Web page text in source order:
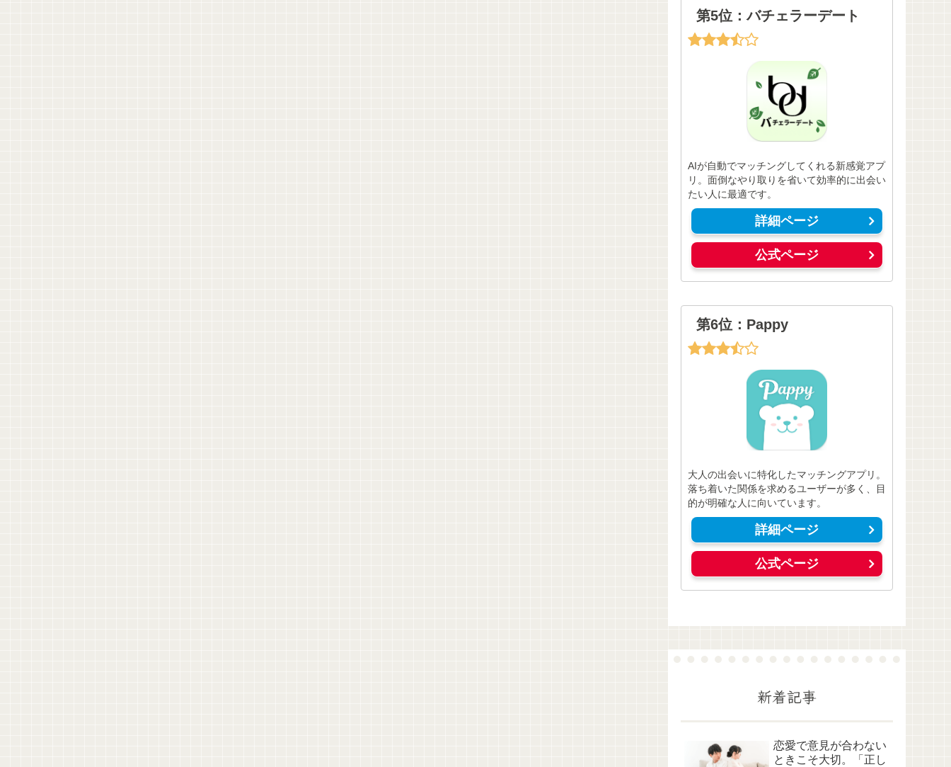
第5位：バチェラーデート
AIが自動でマッチングしてくれる新感覚アプ
リ。面倒なやり取りを省いて効率的に出会い
たい人に最適です。
詳細ページ
公式ページ
第6位：Pappy
大人の出会いに特化したマッチングアプリ。
落ち着いた関係を求めるユーザーが多く、目
的が明確な人に向いています。
詳細ページ
公式ページ
新着記事
恋愛で意見が合わない
ときこそ大切。「正し